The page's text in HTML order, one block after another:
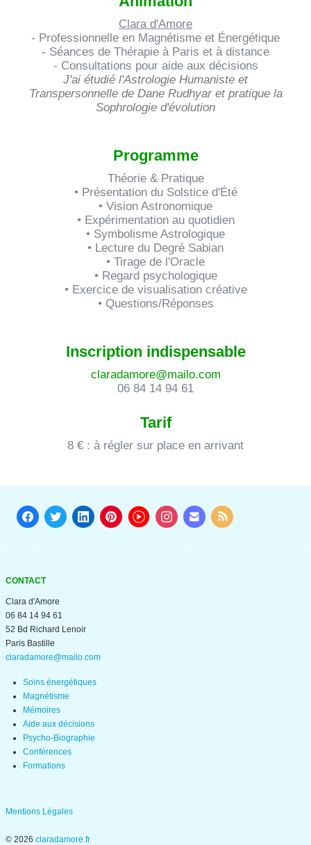
Clara d'Amore
- Professionnelle en Magnétisme et Énergétique
- Séances de Thérapie à Paris et à distance
- Consultations pour aide aux décisions
J'ai étudié l'Astrologie Humaniste et
Transpersonnelle de Dane Rudhyar et pratique la
Sophrologie d'évolution
Programme
Théorie & Pratique
• Présentation du Solstice d'Été
• Vision Astronomique
• Expérimentation au quotidien
• Symbolisme Astrologique
• Lecture du Degré Sabian
• Tirage de l'Oracle
• Regard psychologique
• Exercice de visualisation créative
• Questions/Réponses
Inscription indispensable
claradamore@mailo.com
06 84 14 94 61
Tarif
8 € : à régler sur place en arrivant
CONTACT
Clara d'Amore
06 84 14 94 61
52 Bd Richard Lenoir
Paris Bastille
claradamore@mailo.com
Soins énergétiques
Magnétisme
Mémoires
Aide aux décisions
Psycho-Biographie
Conférences
Formations
Mentions Légales
© 2026 claradamore.fr